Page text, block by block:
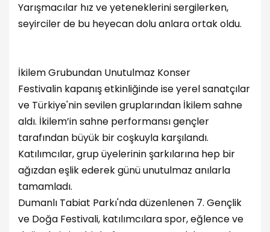
Yarışmacılar hız ve yeteneklerini sergilerken,
seyirciler de bu heyecan dolu anlara ortak oldu.
İkilem Grubundan Unutulmaz Konser
Festivalin kapanış etkinliğinde ise yerel sanatçılar
ve Türkiye'nin sevilen gruplarından İkilem sahne
aldı. İkilem’in sahne performansı gençler
tarafından büyük bir coşkuyla karşılandı.
Katılımcılar, grup üyelerinin şarkılarına hep bir
ağızdan eşlik ederek günü unutulmaz anılarla
tamamladı.
Dumanlı Tabiat Parkı'nda düzenlenen 7. Gençlik
ve Doğa Festivali, katılımcılara spor, eğlence ve